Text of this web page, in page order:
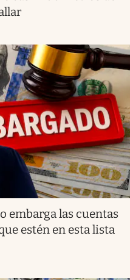
embarga las cuentas
estén en esta lista